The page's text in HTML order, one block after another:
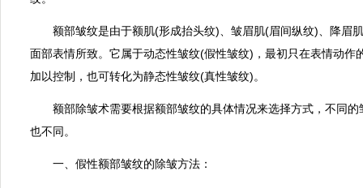
额部皱纹是由于额肌(形成抬头纹)、皱眉肌(眉间纵纹)、降眉
面部表情所致。它属于动态性皱纹(假性皱纹)，最初只在表情动作
加以控制，也可转化为静态性皱纹(真性皱纹)。
额部除皱术需要根据额部皱纹的具体情况来选择方式，不同的
也不同。
一、假性额部皱纹的除皱方法：